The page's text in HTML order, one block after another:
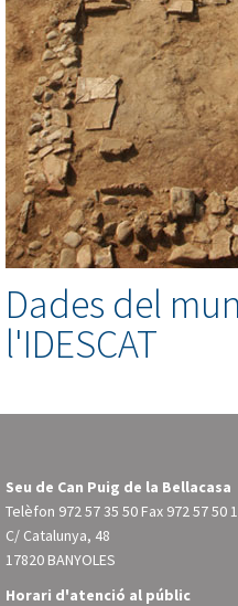
Dades del
l'IDESCAT
Seu de Can Puig de la Bellacasa
Telèfon 972 57 35 50 Fax 972 57 50
C/ Catalunya, 48
17820 BANYOLES
Horari d'atenció al públic